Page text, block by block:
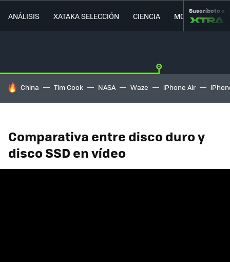
ANÁLISIS XATAKA SELECCIÓN CIENCIA MOVILIDAD
Suscríbete a
HOY SE HABLA DE
China Tim Cook NASA Waze iPhone Air
Comparativa entre disco duro y
disco SSD en vídeo